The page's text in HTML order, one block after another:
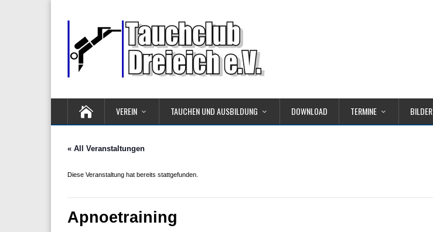
VEREIN TAUCHEN UND AUSBILDUNG DOWNLOAD TERMINE BILDER
« All Veranstaltungen
Diese Veranstaltung hat bereits stattgefunden.
Apnoetraining